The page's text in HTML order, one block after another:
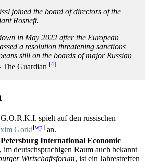
joined the board of directors of the
Rosneft.
in May 2022 after the European
a resolution threatening sanctions
still on the boards of major Russian
The Guardian [4]
spielt auf den russischen
Gorki[wp] an.
International Economic
im deutsch­sprachigen Raum auch bekannt
Wirtschaftsforum, ist ein Jahrestreffen